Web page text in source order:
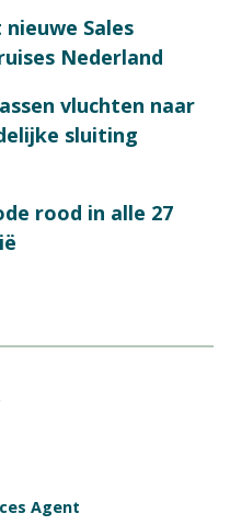
Sales
Nederland
vluchten naar
sluiting
rood in alle 27
Agent